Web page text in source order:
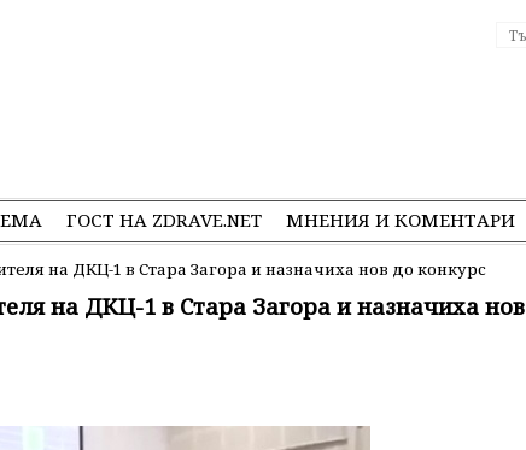
ГОСТ НА ZDRAVE.NET МНЕНИЯ И КОМЕНТАРИ
на ДКЦ-1 в Стара Загора и назначиха нов до конкурс
на ДКЦ-1 в Стара Загора и назначиха нов